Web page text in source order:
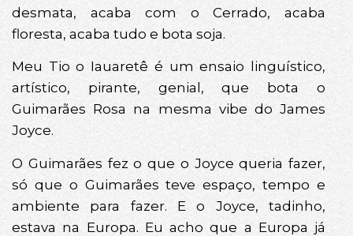
desmata, acaba com o Cerrado, acaba
floresta, acaba tudo e bota soja.
Meu Tio o Iauaretê é um ensaio linguístico,
artístico, pirante, genial, que bota o
Guimarães Rosa na mesma vibe do James
Joyce.
O Guimarães fez o que o Joyce queria fazer,
só que o Guimarães teve espaço, tempo e
ambiente para fazer. E o Joyce, tadinho,
estava na Europa. Eu acho que a Europa já